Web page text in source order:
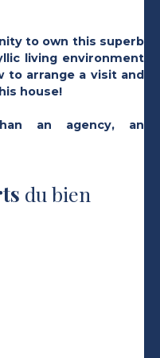
to own this superb
living environment
to arrange a visit and
house!
an agency, an
du bien